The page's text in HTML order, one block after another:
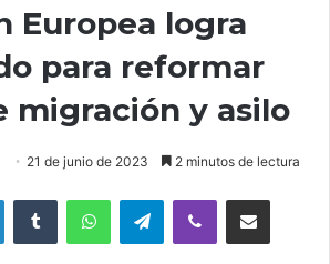
Europea logra
para reformar
migración y asilo
21 de junio de 2023 2 minutos de lectura
LinkedInTumblr WhatsAppTelegramViber Compartir por correo